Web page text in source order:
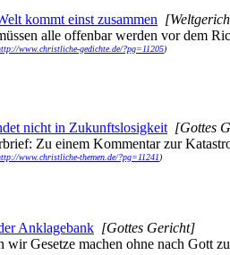
kommt einst zusammen
alle offenbar werden vor dem
www.christliche-gedichte.de/?pg=11205)
nicht in Zukunftslosigkeit [Gottes
Zu einem Kommentar zur
www.christliche-themen.de/?pg=11241)
Anklagebank [Gottes Gericht]
wir Gesetze machen ohne nach Gott